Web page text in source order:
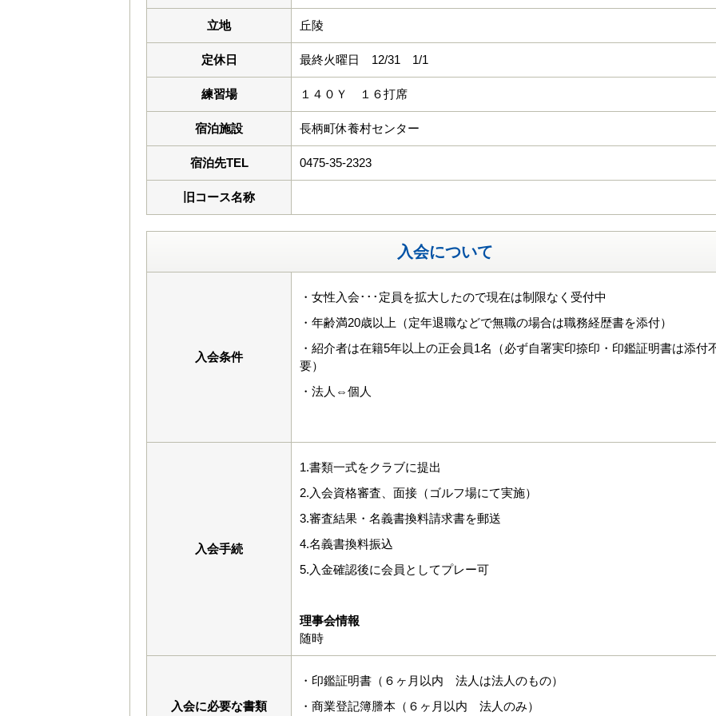
立地 丘陵
定休日 最終火曜日 12/31 1/1
練習場 １４０Ｙ １６打席
宿泊施設 長柄町休養村センター
宿泊先TEL 0475-35-2323
旧コース名称
入会について
入会条件
・女性入会･･･定員を拡大したので現在は制限なく受付中
・年齢満20歳以上（定年退職などで無職の場合は職務経歴書を添付）
・紹介者は在籍5年以上の正会員1名（必ず自署実印捺印・印鑑証明書は添付
要）
・法人⇔個人
入会手続
1.書類一式をクラブに提出
2.入会資格審査、面接（ゴルフ場にて実施）
3.審査結果・名義書換料請求書を郵送
4.名義書換料振込
5.入金確認後に会員としてプレー可
理事会情報
随時
入会に必要な書類
・印鑑証明書（６ヶ月以内 法人は法人のもの）
・商業登記簿謄本（６ヶ月以内 法人のみ）